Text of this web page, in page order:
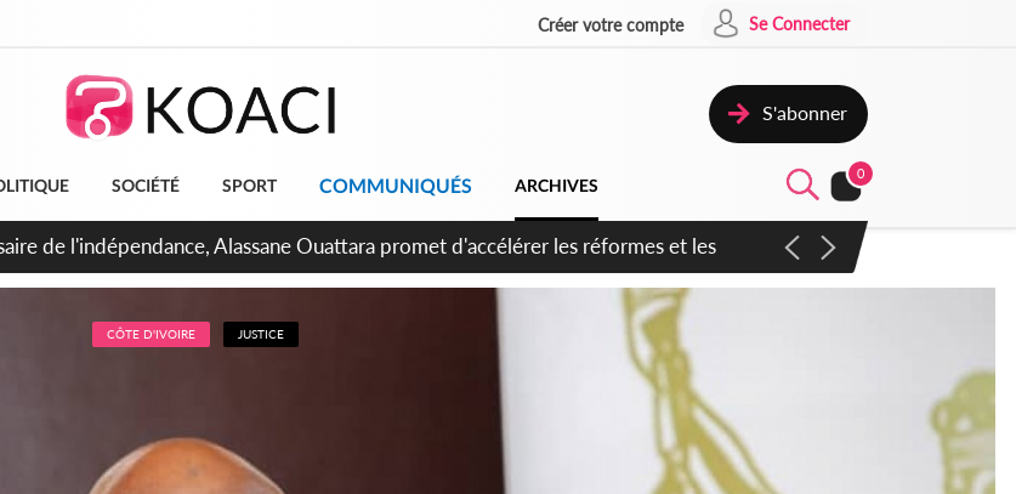
Créer votre compte Se Connecter
S'abonner
SOCIÉTÉ SPORT COMMUNIQUÉS ARCHIVES
0
Oury Bah admire le modèle ivoirien et veut s'en inspirer pour accélérer le
CÔTE D'IVOIRE JUSTICE